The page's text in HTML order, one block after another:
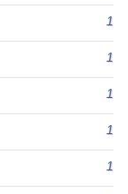
1
1
1
1
1